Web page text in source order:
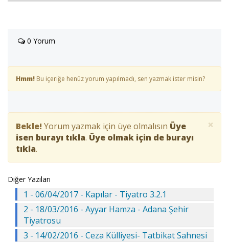
0 Yorum
Hmm! Bu içeriğe henüz yorum yapılmadı, sen yazmak ister misin?
×
Bekle! Yorum yazmak için üye olmalısın Üye
isen burayı tıkla. Üye olmak için de burayı
tıkla.
Diğer Yazıları
1 - 06/04/2017 - Kapılar - Tiyatro 3.2.1
2 - 18/03/2016 - Ayyar Hamza - Adana Şehir
Tiyatrosu
3 - 14/02/2016 - Ceza Külliyesi- Tatbikat Sahnesi